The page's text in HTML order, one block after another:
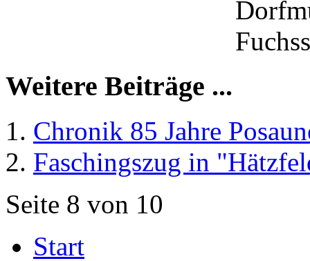
Weitere Beiträge ...
Chronik 85 Jahre
Faschingszug in
Seite 8 von 10
Start